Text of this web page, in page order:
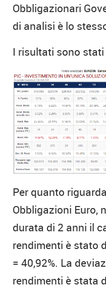
Obbligazionari
di analisi è lo
I risultati sono
Per quanto
Obbligazioni Euro,
durata di 2 anni il
rendimenti è stato
= 40,92%. La
rendimenti è stata